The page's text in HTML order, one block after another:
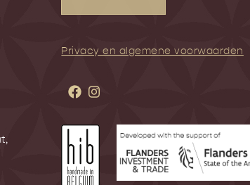
Privacy en algemene voorwaarden